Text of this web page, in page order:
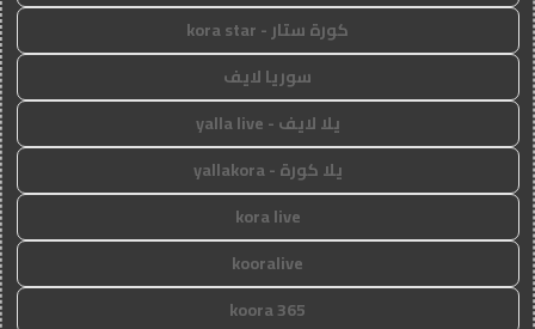
كورة ستار - kora star
سوريا لايف
يلا لايف - yalla live
يلا كورة - yallakora
kora live
kooralive
koora 365